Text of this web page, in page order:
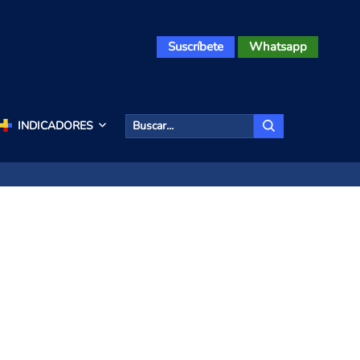
Suscríbete Whatsapp
INDICADORES